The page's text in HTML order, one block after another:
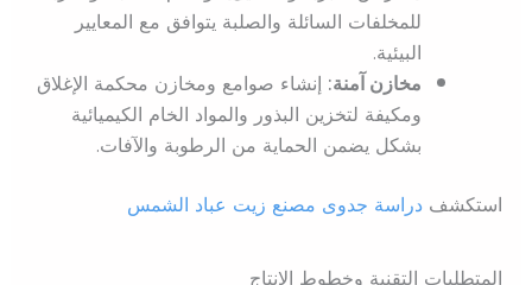
للمخلفات السائلة والصلبة يتوافق مع المعايير
البيئية.
مخازن آمنة:إنشاء صوامع ومخازن محكمة الإغلاق
ومكيفة لتخزين البذور والمواد الخام الكيميائية
بشكل يضمن الحماية من الرطوبة والآفات.
استكشف دراسة جدوى مصنع زيت عباد الشمس
المتطلبات التقنية وخطوط الإنتاج